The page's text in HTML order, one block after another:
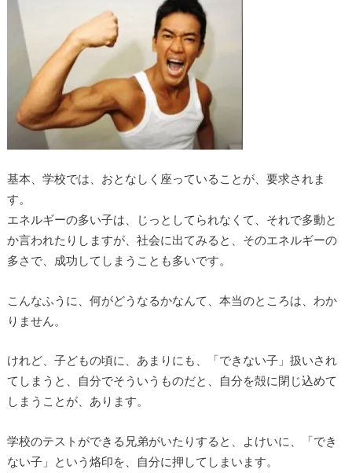
基本、学校では、おとなしく座っていることが、要求されま
す。
エネルギーの多い子は、じっとしてられなくて、それで多動と
か言われたりしますが、社会に出てみると、そのエネルギーの
多さで、成功してしまうことも多いです。
こんなふうに、何がどうなるかなんて、本当のところは、わか
りません。
けれど、子どもの頃に、あまりにも、「できない子」扱いされ
てしまうと、自分でそういうものだと、自分を殻に閉じ込めて
しまうことが、あります。
学校のテストができる兄弟がいたりすると、よけいに、「でき
ない子」という烙印を、自分に押してしまいます。